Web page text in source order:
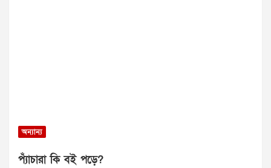
অন্যান্য
প্যাঁচারা কি বই পড়ে?